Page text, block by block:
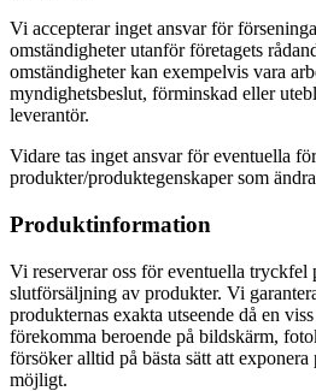
Vi accepterar inget ansvar för
omständigheter utanför företagets
omständigheter kan exempelvis vara
myndighetsbeslut, förminskad eller
leverantör.
Vidare tas inget ansvar för eventuella
produkter/produktegenskaper som
Produktinformation
Vi reserverar oss för eventuella tryckfel
slutförsäljning av produkter. Vi
produkternas exakta utseende då en
förekomma beroende på bildskärm,
försöker alltid på bästa sätt att
möjligt.